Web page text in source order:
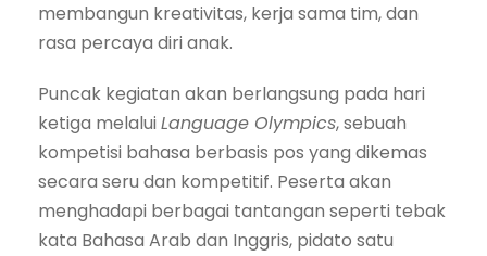
membangun kreativitas, kerja sama tim, dan
rasa percaya diri anak.
Puncak kegiatan akan berlangsung pada hari
ketiga melalui Language Olympics, sebuah
kompetisi bahasa berbasis pos yang dikemas
secara seru dan kompetitif. Peserta akan
menghadapi berbagai tantangan seperti tebak
kata Bahasa Arab dan Inggris, pidato satu